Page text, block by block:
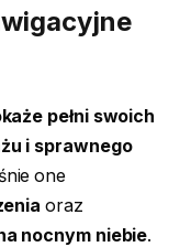
pełni swoich
i sprawnego
one
oraz
nocnym niebie.